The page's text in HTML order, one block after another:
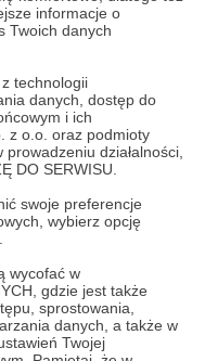
informacje o
Twoich danych
technologii
danych, dostęp do
i ich
z o.o. oraz podmioty
działalności,
DO SERWISU.
swoje preferencje
wybierz opcję
wycofać w
gdzie jest także
sprostowania,
danych, a także w
Twojej
00:00:38